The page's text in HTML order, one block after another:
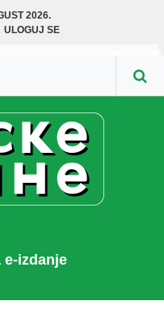
2026.
ULOGUJ SE
e-izdanje